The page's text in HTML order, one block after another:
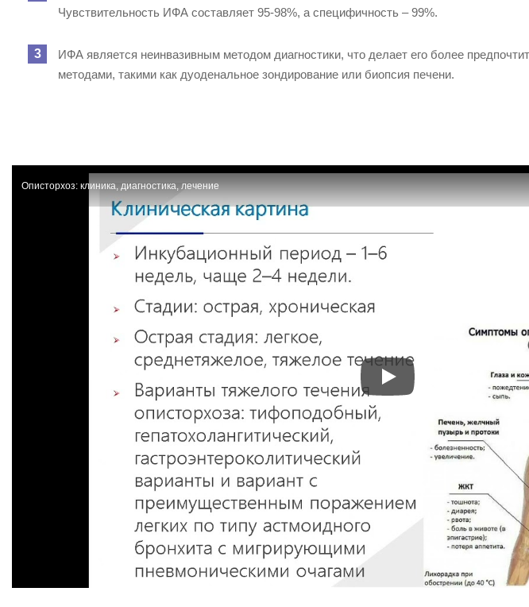
Чувствительность ИФА составляет 95-98%, а специфичность – 99%.
ИФА является неинвазивным методом диагностики, что делает его более
методами, такими как дуоденальное зондирование или биопсия печени.
Описторхоз: клиника, диагностика, лечение